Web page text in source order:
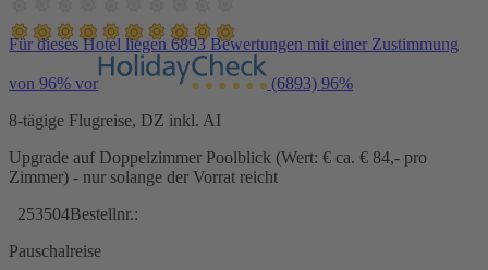
Für dieses Hotel liegen 6893 Bewertungen mit einer Zustimmung
von 96% vor (6893) 96%
8-tägige Flugreise, DZ inkl. AI
Upgrade auf Doppelzimmer Poolblick (Wert: € ca. € 84,- pro
Zimmer) - nur solange der Vorrat reicht
253504Bestellnr.:
Pauschalreise